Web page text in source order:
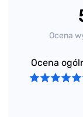
Ocena
Ocena